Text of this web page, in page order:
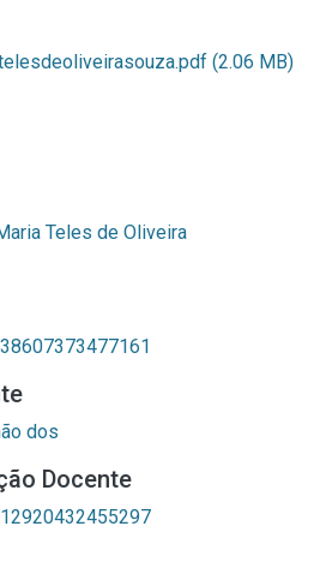
(2.06 MB)
Teles de Oliveira
dos
Docente